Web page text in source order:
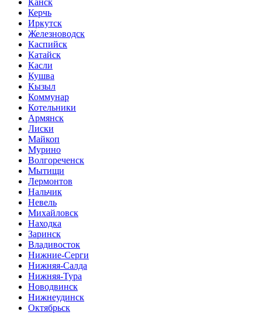
Керчь
Иркутск
Железноводск
Каспийск
Катайск
Касли
Кушва
Кызыл
Коммунар
Котельники
Армянск
Лиски
Майкоп
Мурино
Волгореченск
Мытищи
Лермонтов
Нальчик
Невель
Михайловск
Находка
Заринск
Владивосток
Нижние-Серги
Нижняя-Салда
Нижняя-Тура
Новодвинск
Нижнеудинск
Октябрьск